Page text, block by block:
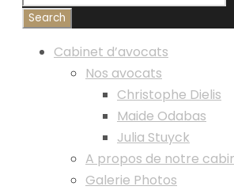
Cabinet d’avocats
Nos avocats
Christophe Dielis
Maide Odabas
Julia Stuyck
A propos de notre
Galerie Photos